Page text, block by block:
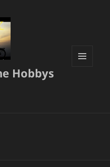
Hobbys